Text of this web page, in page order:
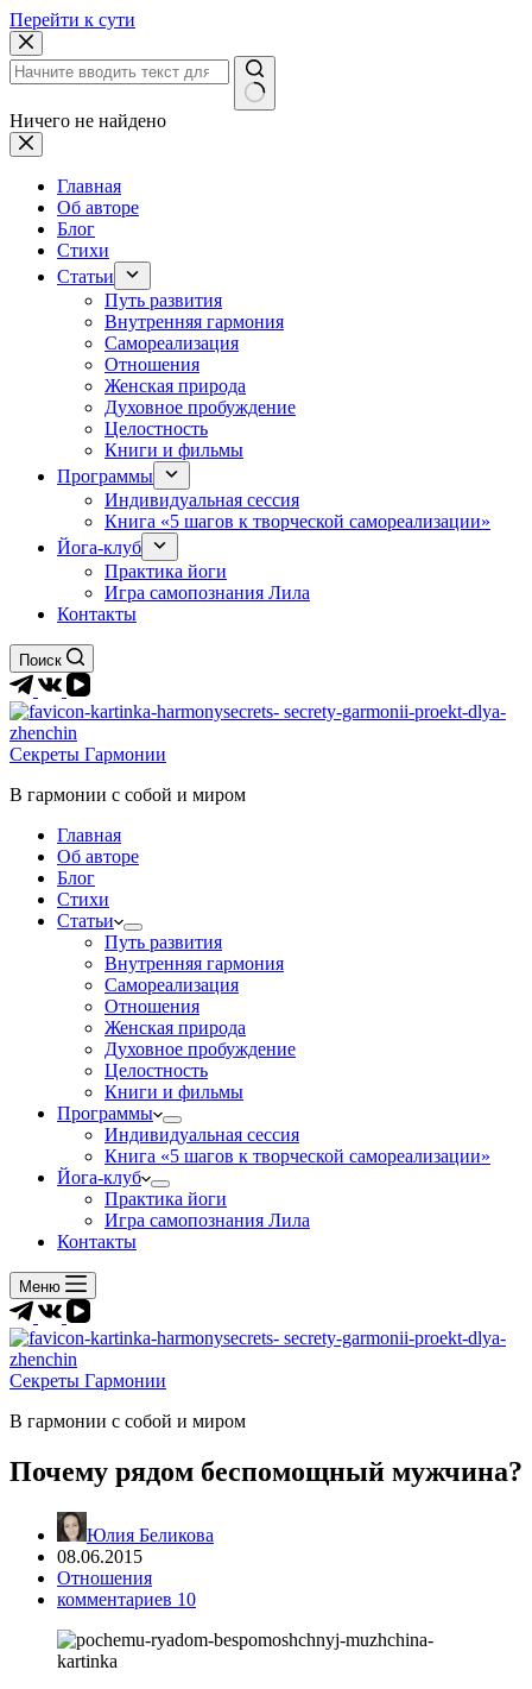
Перейти к сути
Ничего не найдено
Главная
Об авторе
Блог
Стихи
Статьи
Путь развития
Внутренняя гармония
Самореализация
Отношения
Женская природа
Духовное пробуждение
Целостность
Книги и фильмы
Программы
Индивидуальная сессия
Книга «5 шагов к творческой самореализации»
Йога-клуб
Практика йоги
Игра самопознания Лила
Контакты
Поиск
Секреты Гармонии
В гармонии c собой и миром
Главная
Об авторе
Блог
Стихи
Статьи
Путь развития
Внутренняя гармония
Самореализация
Отношения
Женская природа
Духовное пробуждение
Целостность
Книги и фильмы
Программы
Индивидуальная сессия
Книга «5 шагов к творческой самореализации»
Йога-клуб
Практика йоги
Игра самопознания Лила
Контакты
Меню
Секреты Гармонии
В гармонии c собой и миром
Почему рядом беспомощный мужчина?
Юлия Беликова
08.06.2015
Отношения
комментариев 10